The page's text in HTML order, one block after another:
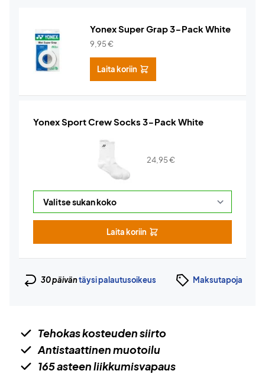
Yonex Super Grap 3-Pack White
9,95€
Laita koriin
Yonex Sport Crew Socks 3-Pack White
24,95€
Laita koriin
30 päiväntäysi palautusoikeus Maksutapoja
Tehokas kosteuden siirto
Antistaattinen muotoilu
165 asteen liikkumisvapaus